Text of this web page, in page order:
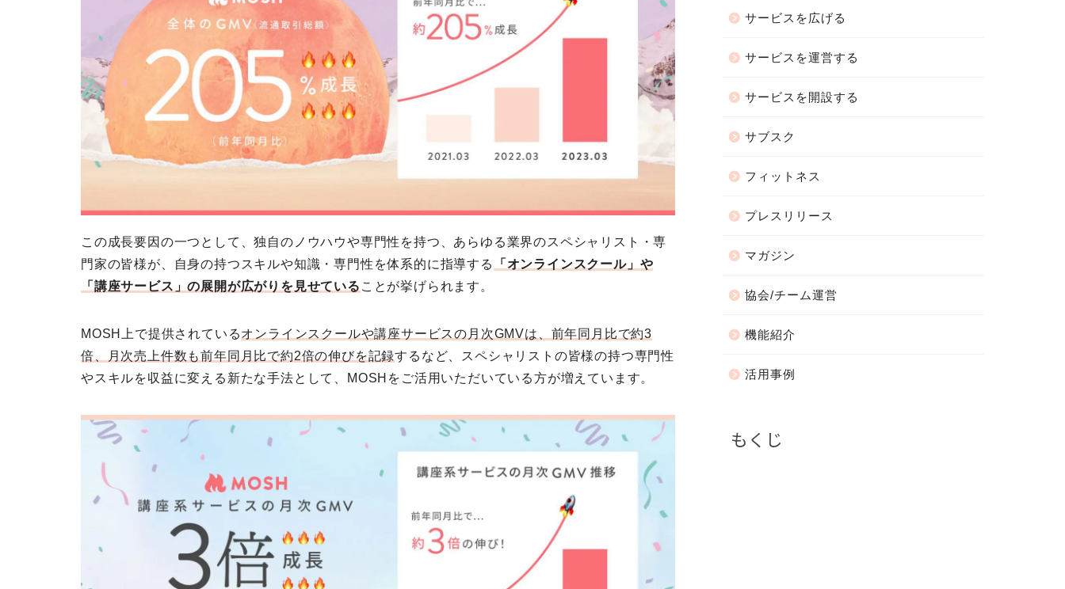
この成長要因の一つとして、独自のノウハウや専門性を持つ、あらゆる業界のスペシャリスト・専
門家の皆様が、自身の持つスキルや知識・専門性を体系的に指導する
「オンラインスクール」や
「講座サービス」の展開が広がりを見せている ことが挙げられます。
MOSH上で提供されているオンラインスクールや講座サービスの月次GMVは、前年同月比で約3
倍、月次売上件数も前年同月比で約2倍の伸びを記録するなど、スペシャリストの皆様の持つ専門性
やスキルを収益に変える新たな手法として、MOSHをご活用いただいている方が増えています。
サービスを広げる
サービスを運営する
サービスを開設する
サブスク
フィットネス
プレスリリース
マガジン
協会/チーム運営
機能紹介
活用事例
もくじ